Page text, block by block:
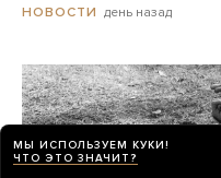
НОВОСТИ день назад
МЫ ИСПОЛЬЗУЕМ КУКИ!
ЧТО ЭТО ЗНАЧИТ?